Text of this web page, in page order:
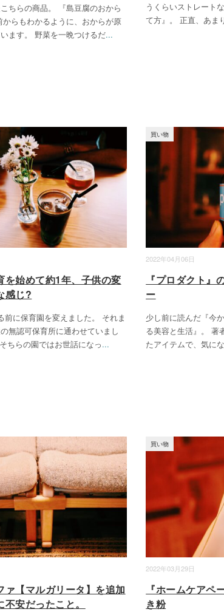
ちらの商品。 『島豆腐のおから
らもわかるように、おからが原
ます。 野菜を一晩つけるだ...
うくらいストレート
て方』。 正直、あま
を始めて約1年、子供の変
感じ?
前に保育園を変えました。 それま
無認可保育所に通わせていまし
ちらの園ではお世話になっ...
2022年04月06日
買い物
『プロダクト』
ー
少し前に読んだ『今
る美容と生活』。 著
たアイテムで、気に
ァ【マルガリータ】を追加
安だったこと。
2022年03月29日
買い物
『ホームケアペ
き粉